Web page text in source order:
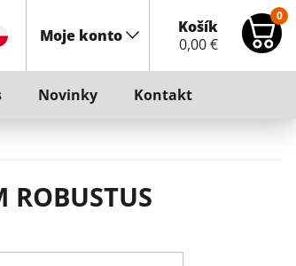
Moje konto
Košík
0,00€
0
Novinky Kontakt
ROBUSTUS